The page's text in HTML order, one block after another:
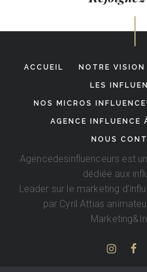
ACCUEIL NOTRE VISION
LES
NOS MICROS
AGENCE INFLUENCE
NOUS
Agencedesinfluenceurs est
dédiée aux
Leader sur le marketing
par Cyril Attias